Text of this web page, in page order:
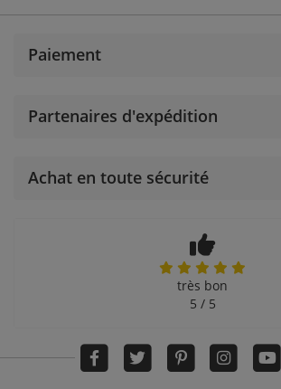
Paiement
Partenaires d'expédition
Achat en toute sécurité
très bon
5 / 5